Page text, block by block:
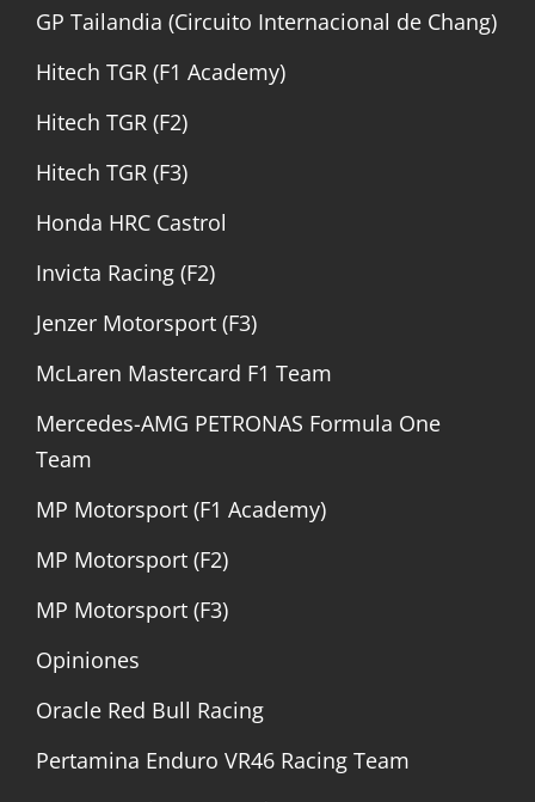
GP Tailandia (Circuito Internacional de Chang)
Hitech TGR (F1 Academy)
Hitech TGR (F2)
Hitech TGR (F3)
Honda HRC Castrol
Invicta Racing (F2)
Jenzer Motorsport (F3)
McLaren Mastercard F1 Team
Mercedes-AMG PETRONAS Formula One
Team
MP Motorsport (F1 Academy)
MP Motorsport (F2)
MP Motorsport (F3)
Opiniones
Oracle Red Bull Racing
Pertamina Enduro VR46 Racing Team